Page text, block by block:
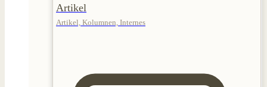
Artikel
Artikel, Kolumnen, Internes